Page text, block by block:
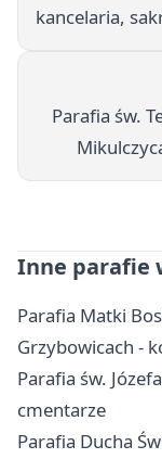
kancelaria,
Parafia św.
Inne parafie
Parafia Matki
Grzybowicach -
Parafia św.
cmentarze
Parafia Ducha